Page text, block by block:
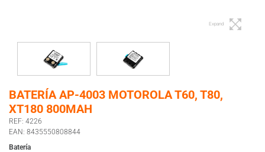
Expand
BATERÍA AP-4003 MOTOROLA T60, T80,
XT180 800MAH
REF: 4226
EAN: 8435550808844
Batería